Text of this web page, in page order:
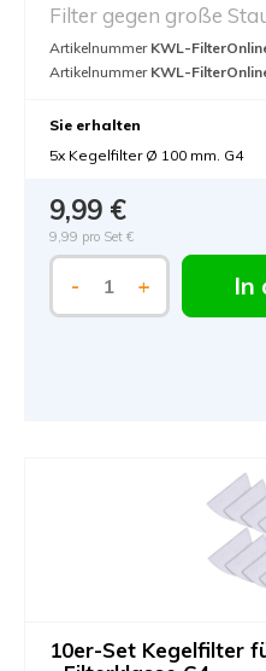
Filter gegen große
Artikelnummer KWL-
Artikelnummer KWL-
Sie erhalten
5x Kegelfilter Ø 100 mm. G4
9,99 €
9,99 pro Set €
- + In
10er-Set Kegelfilter